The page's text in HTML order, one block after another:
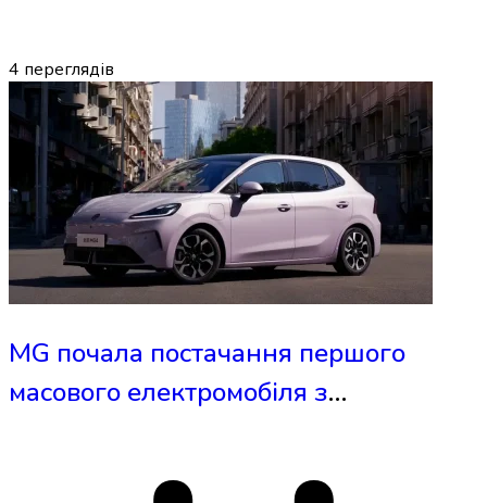
4 переглядів
MG почала постачання першого
масового електромобіля з